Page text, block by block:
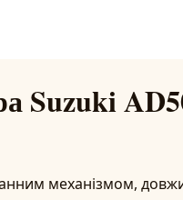
Suzuki
механізмом,